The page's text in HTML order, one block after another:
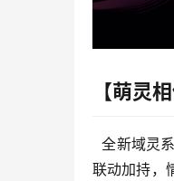
【萌灵
全新域灵
联动加持，